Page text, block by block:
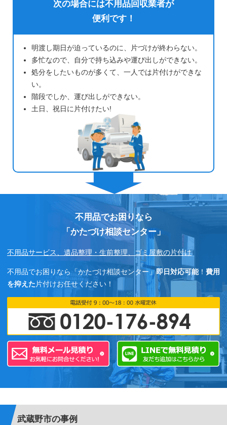
次の場合には不用品回収業者が
便利です！
明渡し期日が迫っているのに、片づけが終わらない。
多忙なので、自分で持ち込みや運び出しができない。
処分をしたいものが多くて、一人では片付けができな
い。
階段でしか、運び出しができない。
土日、祝日に片付けたい!
不用品でお困りなら
「かたづけ相談センター」
不用品サービス、遺品整理・生前整理、ゴミ屋敷の片付け
不用品でお困りなら「かたづけ相談センター」即日対応可能！ 費用
を抑えた片付けお任せください！
武蔵野市の事例